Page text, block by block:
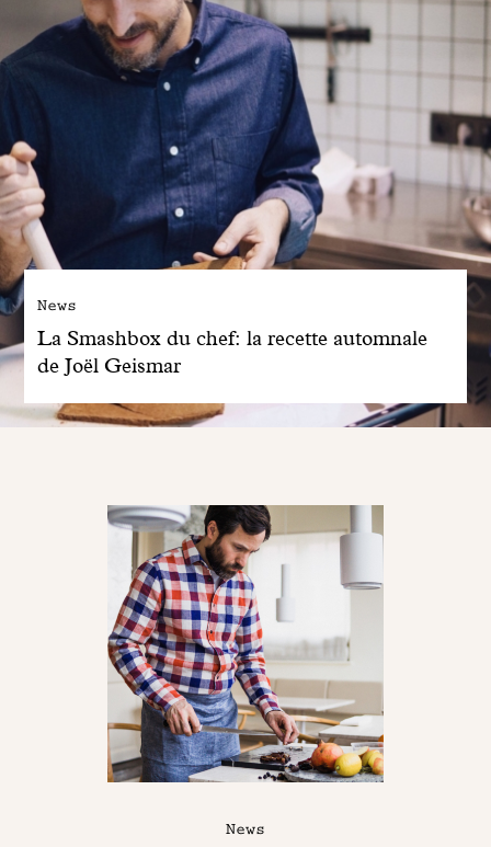
Dandoy Family
Boutiques
Mon compte
E-Shop
News
La Smashbox du chef: la recette automnale
de Joël Geismar
News